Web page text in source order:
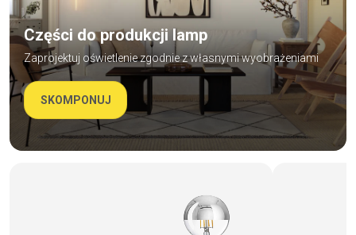
Części do produkcji lamp
Zaprojektuj oświetlenie zgodnie z własnymi wyobrażeniami
SKOMPONUJ